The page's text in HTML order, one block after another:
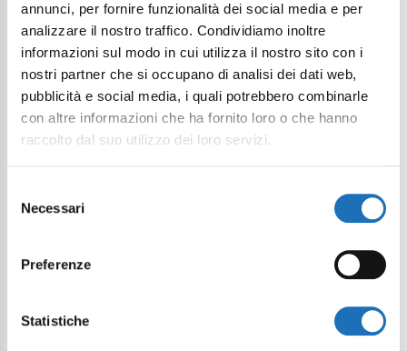
annunci, per fornire funzionalità dei social media e per
analizzare il nostro traffico. Condividiamo inoltre
informazioni sul modo in cui utilizza il nostro sito con i
nostri partner che si occupano di analisi dei dati web,
pubblicità e social media, i quali potrebbero combinarle
con altre informazioni che ha fornito loro o che hanno
raccolto dal suo utilizzo dei loro servizi.
delNecessari
Preferenze
Statistiche
Cultura e buon vivere
ONDE DI MOSAICO - LABORATORIO
STORICO